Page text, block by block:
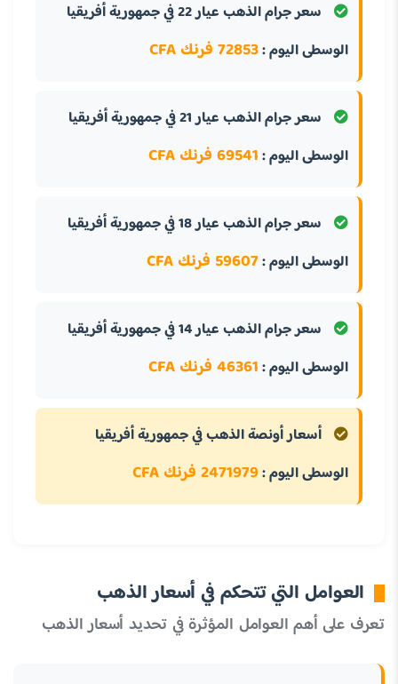
سعر جرام الذهب عيار 22 في جمهورية أفريقيا
الوسطى اليوم :72853 فرنك CFA
سعر جرام الذهب عيار 21 في جمهورية أفريقيا
الوسطى اليوم :69541 فرنك CFA
سعر جرام الذهب عيار 18 في جمهورية أفريقيا
الوسطى اليوم :59607 فرنك CFA
سعر جرام الذهب عيار 14 في جمهورية أفريقيا
الوسطى اليوم :46361 فرنك CFA
أسعار أونصة الذهب في جمهورية أفريقيا
الوسطى اليوم :2471979 فرنك CFA
العوامل التي تتحكم في أسعار الذهب
تعرف على أهم العوامل المؤثرة في تحديد أسعار الذهب